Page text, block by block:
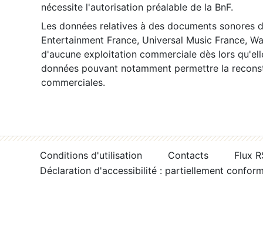
nécessite l'autorisation préalable de la BnF.
Les données relatives à des documents sonores
Entertainment France, Universal Music France,
d'aucune exploitation commerciale dès lors
données pouvant notamment permettre la
commerciales.
Conditions d'utilisation Contacts
Flux
Déclaration d'accessibilité : partiellement